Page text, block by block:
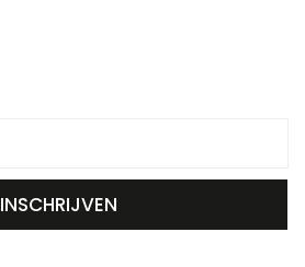
INSCHRIJVEN